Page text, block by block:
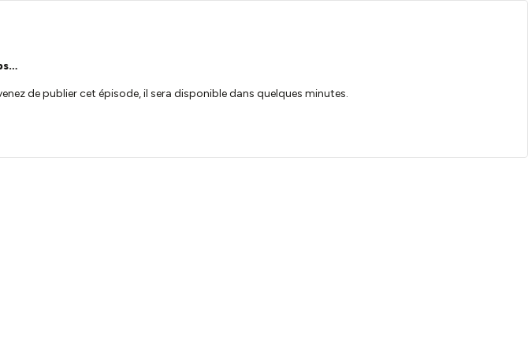
de publier cet épisode, il sera disponible dans quelques minutes.